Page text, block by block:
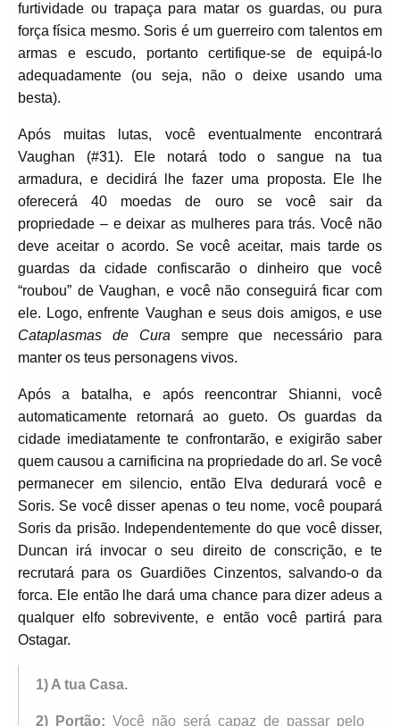
furtividade ou trapaça para matar os guardas, ou pura
força física mesmo. Soris é um guerreiro com talentos em
armas e escudo, portanto certifique-se de equipá-lo
adequadamente (ou seja, não o deixe usando uma
besta).
Após muitas lutas, você eventualmente encontrará
Vaughan (#31). Ele notará todo o sangue na tua
armadura, e decidirá lhe fazer uma proposta. Ele lhe
oferecerá 40 moedas de ouro se você sair da
propriedade – e deixar as mulheres para trás. Você não
deve aceitar o acordo. Se você aceitar, mais tarde os
guardas da cidade confiscarão o dinheiro que você
“roubou” de Vaughan, e você não conseguirá ficar com
ele. Logo, enfrente Vaughan e seus dois amigos, e use
Cataplasmas de Cura sempre que necessário para
manter os teus personagens vivos.
Após a batalha, e após reencontrar Shianni, você
automaticamente retornará ao gueto. Os guardas da
cidade imediatamente te confrontarão, e exigirão saber
quem causou a carnificina na propriedade do arl. Se você
permanecer em silencio, então Elva dedurará você e
Soris. Se você disser apenas o teu nome, você poupará
Soris da prisão. Independentemente do que você disser,
Duncan irá invocar o seu direito de conscrição, e te
recrutará para os Guardiões Cinzentos, salvando-o da
forca. Ele então lhe dará uma chance para dizer adeus a
qualquer elfo sobrevivente, e então você partirá para
Ostagar.
1) A tua Casa.
2) Portão: Você não será capaz de passar pelo